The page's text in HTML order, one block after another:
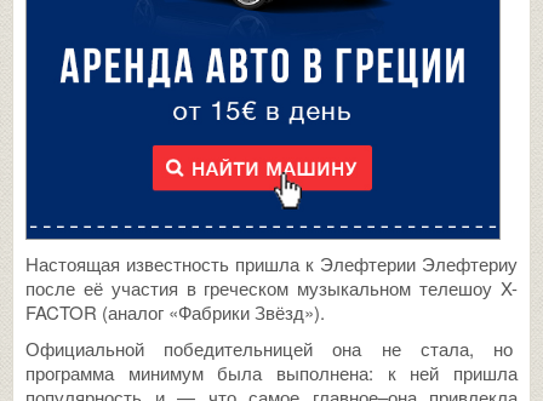
Настоящая известность пришла к Элефтерии Элефтериу
после её участия в греческом музыкальном телешоу X-
FACTOR (аналог «Фабрики Звёзд»).
Официальной победительницей она не стала, но
программа минимум была выполнена: к ней пришла